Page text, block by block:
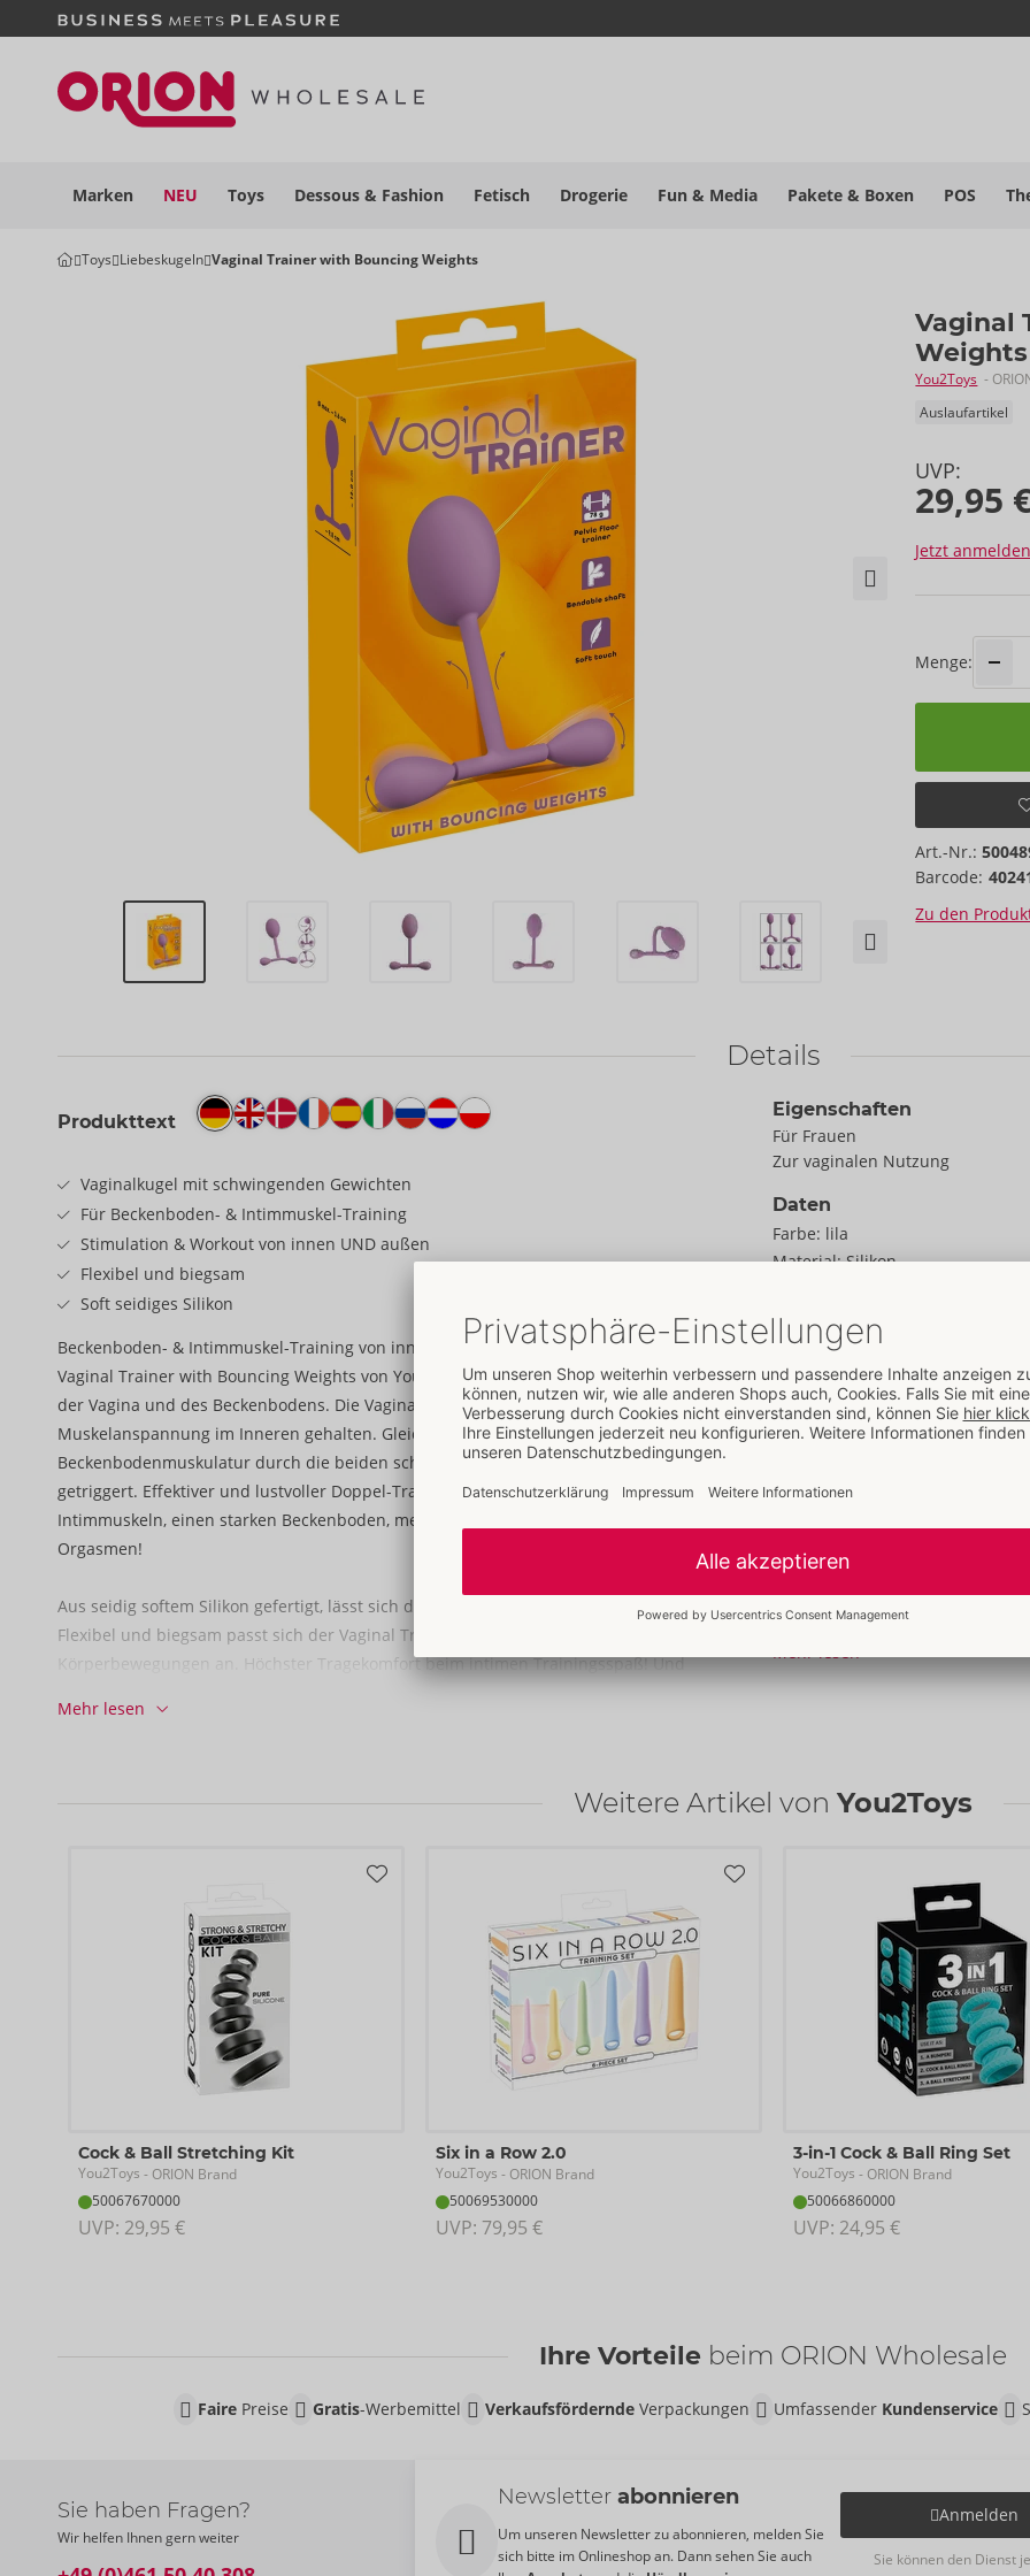
Marken NEU Toys Dessous & Fashion Fetisch Drogerie Fun & Media Pakete & Boxen POS
Toys Liebeskugeln Vaginal Trainer with Bouncing Weights
Vaginal
Weights
You2Toys -
Auslaufartikel
UVP:
29,95
Jetzt
Menge:
Art.-Nr.:
Barcode:
Zu den
Details
Produkttext
Vaginalkugel mit schwingenden Gewichten
Für Beckenboden- & Intimmuskel-Training
Stimulation & Workout von innen UND außen
Flexibel und biegsam
Soft seidiges Silikon
Beckenboden- & Intimmuskel-Training von innen UND außen!
Vaginal Trainer with Bouncing Weights von You2Toys für Stimulation und Workout
der Vagina und des Beckenbodens. Die Vaginalkugel wird eingeführt und durch
Muskelanspannung im Inneren gehalten. Gleichzeitig wird von außen die
Beckenbodenmuskulatur durch die beiden schwingenden Kugelgewichte
getriggert. Effektiver und lustvoller Doppel-Trainingseffekt für zupackende
Intimmuskeln, einen starken Beckenboden, mehr Spaß am Sex und stärkere
Orgasmen!
Aus seidig softem Silikon gefertigt, lässt sich die Vaginalkugel leicht einführen.
Flexibel und biegsam passt sich der Vaginal Trainer optimal Anatomie und
Körperbewegungen an. Höchster Tragekomfort beim intimen Trainingsspaß! Und
Das Training ist am effektivsten, wenn die Kugel-Gewichte durch wippende
eine kurze Pause von etwa 1 Minute. Dieser Ablauf wird 3 bis 5 Mal wiederholt.
Mehr lesen
Eigenschaften
Für Frauen
Zur vaginalen Nutzung
Daten
Farbe: lila
Material: Silikon
Größe
12,0 cm
Durchmesser: 3,5 cm
Gewicht: 110 g
Breite: 9,8 cm
VE / Karton: 60
Barcode: 4024144488919 (EAN-
Mehr lesen
Weitere Artikel von You2Toys
Cock & Ball Stretching Kit
You2Toys - ORION Brand
50067670000
UVP: 29,95 €
Six in a Row 2.0
You2Toys - ORION Brand
50069530000
UVP: 79,95 €
3-in-1 Cock & Ball Ring Set
You2Toys - ORION Brand
50066860000
UVP: 24,95 €
Ihre Vorteile beim ORION Wholesale
FairePreise Gratis-Werbemittel VerkaufsförderndeVerpackungen Umfassender Kundenservice
Sie haben Fragen?
Wir helfen Ihnen gern weiter
Newsletter abonnieren
Um unseren Newsletter zu abonnieren, melden Sie
sich bitte im Onlineshop an. Dann sehen Sie auch
Anmelden
Sie können den Dienst